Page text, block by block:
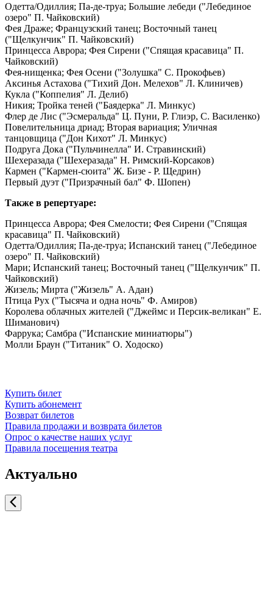
Одетта/Одиллия; Па-де-труа; Большие лебеди ("Лебединое
озеро" П. Чайковский)
Фея Драже; Французский танец; Восточный танец
("Щелкунчик" П. Чайковский)
Принцесса Аврора; Фея Сирени ("Спящая красавица" П.
Чайковский)
Фея-нищенка; Фея Осени ("Золушка" С. Прокофьев)
Аксинья Астахова ("Тихий Дон. Мелехов" Л. Клиничев)
Кукла ("Коппелия" Л. Делиб)
Никия; Тройка теней ("Баядерка" Л. Минкус)
Флер де Лис ("Эсмеральда" Ц. Пуни, Р. Глиэр, С. Василенко)
Повелительница дриад; Вторая вариация; Уличная
танцовщица ("Дон Кихот" Л. Минкус)
Подруга Дока ("Пульчинелла" И. Стравинский)
Шехеразада ("Шехеразада" Н. Римский-Корсаков)
Кармен ("Кармен-сюита" Ж. Бизе - Р. Щедрин)
Первый дуэт ("Призрачный бал" Ф. Шопен)
Также в репертуаре:
Принцесса Аврора; Фея Смелости; Фея Сирени ("Спящая
красавица" П. Чайковский)
Одетта/Одиллия; Па-де-труа; Испанский танец ("Лебединое
озеро" П. Чайковский)
Мари; Испанский танец; Восточный танец ("Щелкунчик" П.
Чайковский)
Жизель; Мирта ("Жизель" А. Адан)
Птица Рух ("Тысяча и одна ночь" Ф. Амиров)
Королева облачных жителей ("Джеймс и Персик-великан" Е.
Шиманович)
Фаррука; Самбра ("Испанские миниатюры")
Молли Браун ("Титаник" О. Ходоско)
Купить билет
Купить абонемент
Возврат билетов
Правила продажи и возврата билетов
Опрос о качестве наших услуг
Правила посещения театра
Актуально